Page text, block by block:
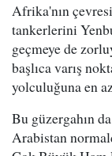
Afrika'nın
tankerlerini
geçmeye de
başlıca varış
yolculuğuna en
Bu güzergahın
Arabistan